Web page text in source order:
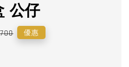
公仔
優惠